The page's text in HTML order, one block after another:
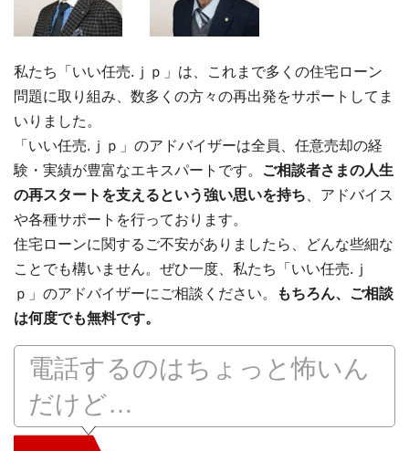
私たち「いい任売.ｊｐ」は、これまで多くの住宅ローン
問題に取り組み、数多くの方々の再出発をサポートしてま
いりました。
「いい任売.ｊｐ」のアドバイザーは全員、任意売却の経
験・実績が豊富なエキスパートです。
ご相談者さまの人生
の再スタートを支えるという強い思いを持ち 、アドバイス
や各種サポートを行っております。
住宅ローンに関するご不安がありましたら、どんな些細な
ことでも構いません。ぜひ一度、私たち「いい任売.ｊ
ｐ」のアドバイザーにご相談ください。
もちろん、ご相談
は何度でも無料です。
電話するのはちょっと怖いん
だけど…